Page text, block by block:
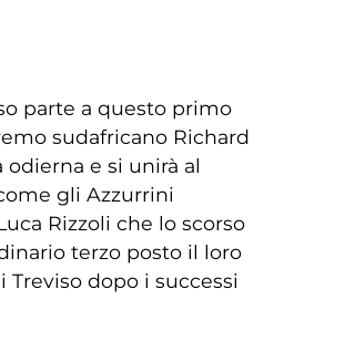
parte a questo primo
sudafricano Richard
e si unirà al
gli Azzurrini
Rizzoli che lo scorso
terzo posto il loro
dopo i successi